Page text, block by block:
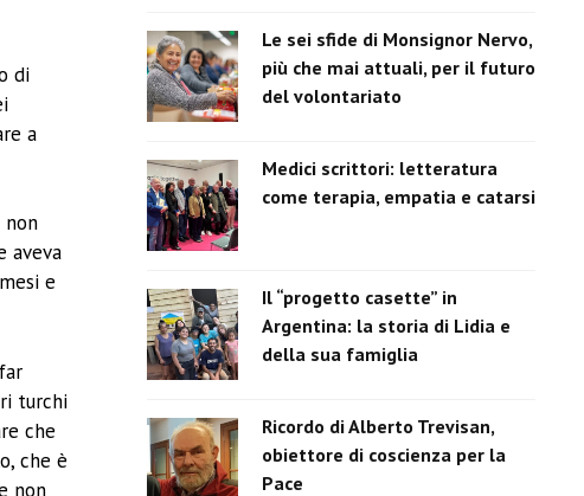
di
a
non
aveva
e
turchi
che
che è
non
Le sei sfide di Monsignor Nervo,
più che mai attuali, per il futuro
del volontariato
Medici scrittori: letteratura
come terapia, empatia e catarsi
Il “progetto casette” in
Argentina: la storia di Lidia e
della sua famiglia
Ricordo di Alberto Trevisan,
obiettore di coscienza per la
Pace